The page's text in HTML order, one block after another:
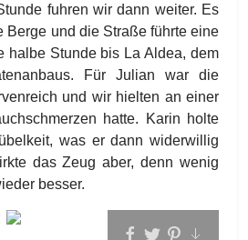
fuhren wir dann weiter. Es
Berge und die Straße führte eine
halbe Stunde bis La Aldea, dem
Für Julian war die
und wir hielten an einer
hatte. Karin holte
was er dann widerwillig
das Zeug aber, denn wenig
besser.